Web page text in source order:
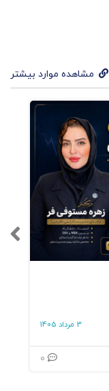
کتاب
مشاهده موارد بیشتر
3 مرداد 1405